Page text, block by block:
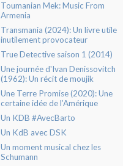
Toumanian Mek: Music From
Armenia
Transmania (2024): Un livre utile
inutilement provocateur
True Detective saison 1 (2014)
Une journée d'Ivan Denissovitch
(1962): Un récit de moujik
Une Terre Promise (2020): Une
certaine idée de l’Amérique
Un KDB #AvecBarto
Un KdB avec DSK
Un moment musical chez les
Schumann